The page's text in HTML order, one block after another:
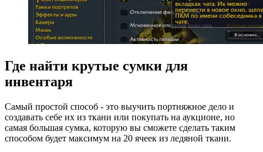
Где найти крутые сумки для
инвентаря
Самый простой способ - это выучить портняжное дело и
создавать себе их из ткани или покупать на аукционе, но
самая большая сумка, которую вы сможете сделать таким
способом будет максимум на 20 ячеек из ледяной ткани.